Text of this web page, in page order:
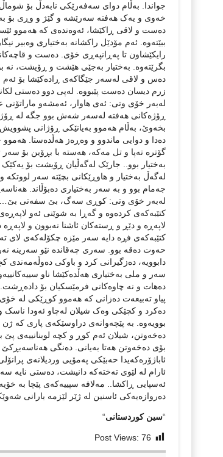
جواندا. به‌ڵام دوای سه‌فه‌رێکی نابەدڵ بۆ
خه‌وی و یه‌ک هه‌فته‌ سه‌ر‌ێشه‌ و گێژ و وڕی بۆ
ده‌ست و لاقی ڕاکێشا، ئه‌وه‌نده‌ی که‌ هه‌موو
ببێته‌وه‌‌. ئه‌م مۆدێل راکشانه‌ بەختیاری وه‌بیر
رایکێشاون تا پەڕانپەڕی خۆی. ده‌ست و
بگرێته‌وه‌. به‌ختیار بەجێی هێشت و ڕۆیشت، نه‌
ده‌س و لاقی له‌سه‌ر جێگاکه‌ی ڕاده‌کێشا بۆ ئه‌م
زرم دیسان دەست پێبووە. له‌پی دوو ده‌ستی
له‌به‌ر خۆی وتی: ئه‌ی هاوار، ئه‌مشه‌و
ڕۆژه‌کانی هه‌فته‌ له‌سه‌ر شه‌ش بوو جگه‌ له‌
بخه‌وێ، به‌ڵام هه‌موو به‌یانێکی ڕۆژانی
ده‌دا و دوایی ماندوو و وه‌ڕه‌ز هه‌ڵده‌ستا.
گۆتره‌ ته‌پا و تل مه‌که‌، هه‌سته‌ با بڕۆین بۆ
به‌ختیار بوو.. جارێک له‌گه‌ڵیان ڕۆیشت بۆ
له‌گه‌ڵ به‌ختیار و هاوڕێکانی بچێته‌ سه‌ر
جه‌مام بوو و به‌ سه‌ر به‌ختیاری ده‌بۆڵاند.
له‌به‌ر خۆی وتی: کوڕی سه‌گ، بێ سفه‌تی بێ…،
کتێبه‌که‌ی کرده‌وه‌ و گه‌ڕا به‌ شو‌ێنی ئه‌و
‌لاپه‌ڕه‌ و دێڕ و ڕسته‌کان ئاشنا نه‌بوون و
کتێبه‌که‌ی فڕه‌ دایه‌ سه‌ر مێزه‌ چکۆله‌که‌ی لای
حه‌وت ده‌قه‌ بوو. سه‌ری چه‌قانده‌ نێو سه‌رینه‌
دابوویە، ده‌زگیرانی کرد و باوکی
سه‌ر و ملی به‌ختیاری هه‌ڵده‌کێشا ناو
ده‌هات و نه‌ چاوه‌کانی فرمێسکیان بۆ
پیاو ته‌بیعه‌ت ده‌زانی که‌ هه‌موو کوڕێکی له‌
ده‌کرد و کچێکی وه‌ک شیلان له‌چاو ئه‌ودا ناسک
بوویه‌وه‌. به‌ پێچه‌وانه‌ی دراوسێکه‌ی پاری که‌
ده‌خه‌وتن، شیلان ئه‌م کوڕ و کچه‌ لوبنانییه‌ی
بۆی ده‌خه‌وتن هه‌تا به‌یانی. ده‌نگی
ئاباژۆره‌که‌یدا حه‌بێکی په‌مۆیی وردیلانه‌ی
ئارام له‌ لێوی ته‌خته‌که‌ دانیشت، ده‌ستی نایه‌
ئەسپایی ڕاکشا.. مه‌لافه‌ سپییه‌که‌ی پێچا به‌
ده‌روازه‌یه‌کی ئاسنین له‌ ژێر لێزمه‌ بارانی‌
“سین کوردستانی“
Post Views: 76